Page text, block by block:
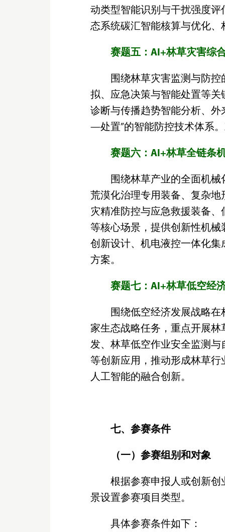
动类型智能识别与干扰强度
态系统碳汇智能核算与优化
赛题五：AI+林草灾害综
围绕林草灾害监测与防
拟、应急决策与智能处置等
诊断与传播趋势智能分析、
—处置”的智能防控技术体系
赛题六：AI+林草全链条
围绕林草产业的全面机械
荒漠化治理专用装备、复杂
灾精准防控与应急救援装备
等核心场景，提供创新性机
创新设计、机电液控一体化
方案。
赛题七：AI+林草低空经
围绕低空经济发展战略
家生态战略任务，重点开展
发、林草低空作业安全监测
等创新应用，推动形成林草
人工智能的融合创新。
七、参赛条件
（一）参赛组别和对象
根据参赛申报人或创新
景设置参赛项目类型。
具体参赛条件如下：